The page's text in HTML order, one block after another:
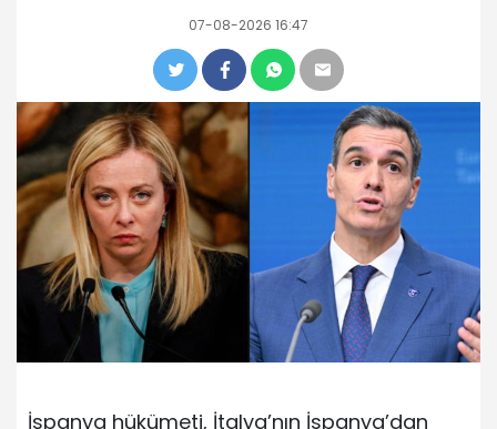
07-08-2026 16:47
İspanya hükümeti, İtalya’nın İspanya’dan